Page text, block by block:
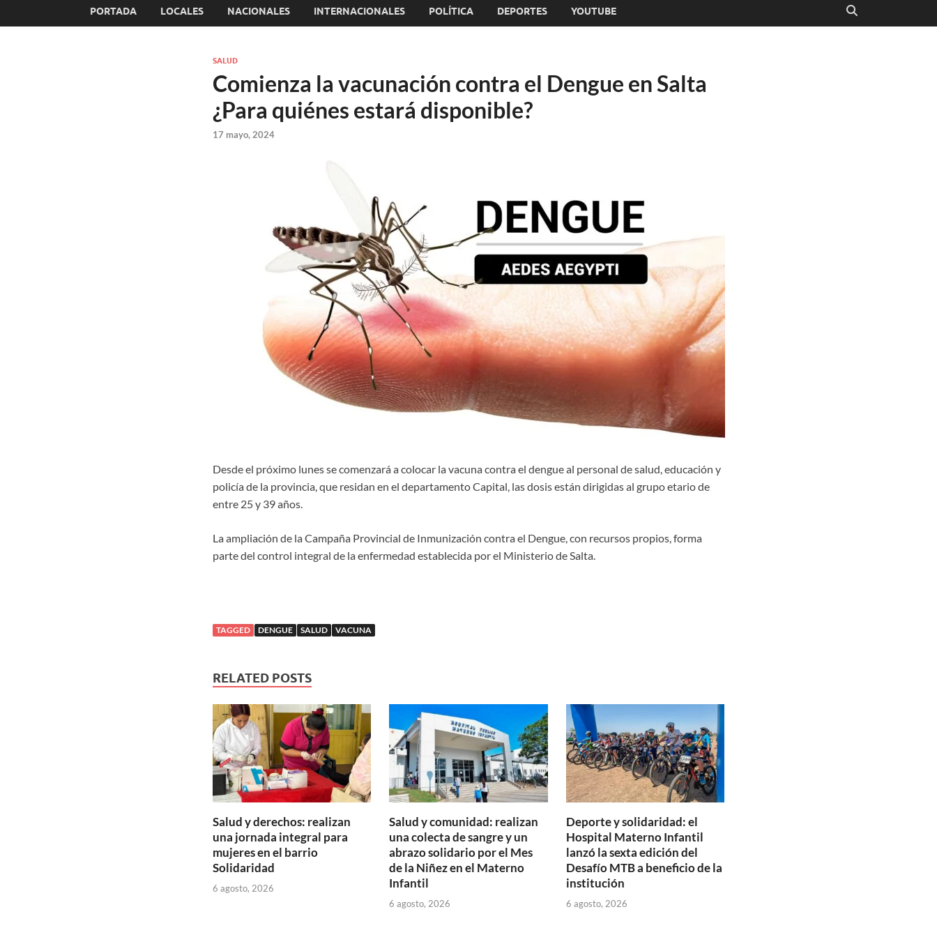
PORTADA LOCALES NACIONALES INTERNACIONALES POLÍTICA DEPORTES YOUTUBE
SALUD
Comienza la vacunación contra el Dengue en Salta
¿Para quiénes estará disponible?
17 mayo, 2024
Desde el próximo lunes se comenzará a colocar la vacuna contra el dengue al personal de salud, educación y
policía de la provincia, que residan en el departamento Capital, las dosis están dirigidas al grupo etario de
entre 25 y 39 años.
La ampliación de la Campaña Provincial de Inmunización contra el Dengue, con recursos propios, forma
parte del control integral de la enfermedad establecida por el Ministerio de Salta.
TAGGED DENGUE SALUD VACUNA
RELATED POSTS
Salud y derechos: realizan
una jornada integral para
mujeres en el barrio
Solidaridad
6 agosto, 2026
Salud y comunidad: realizan
una colecta de sangre y un
abrazo solidario por el Mes
de la Niñez en el Materno
Infantil
6 agosto, 2026
Deporte y solidaridad: el
Hospital Materno Infantil
lanzó la sexta edición del
Desafío MTB a beneficio de la
institución
6 agosto, 2026